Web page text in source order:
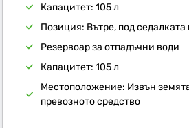
Капацитет: 105 л
Позиция: Вътре, под седалката
Резервоар за отпадъчни води
Капацитет: 105 л
Местоположение: Извън
превозното средство